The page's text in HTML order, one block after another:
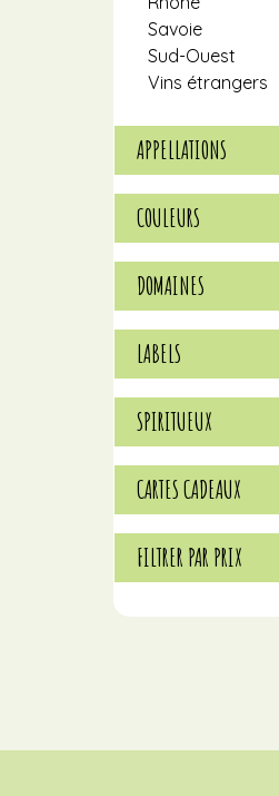
Savoie
Sud-Ouest
Vins étrangers
APPELLATIONS
COULEURS
DOMAINES
LABELS
SPIRITUEUX
CARTES CADEAUX
FILTRER PAR PRIX